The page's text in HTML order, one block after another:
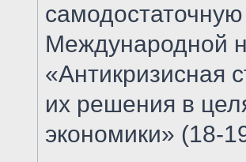
Международной
«Антикризисная
их решения в
экономики» (18-